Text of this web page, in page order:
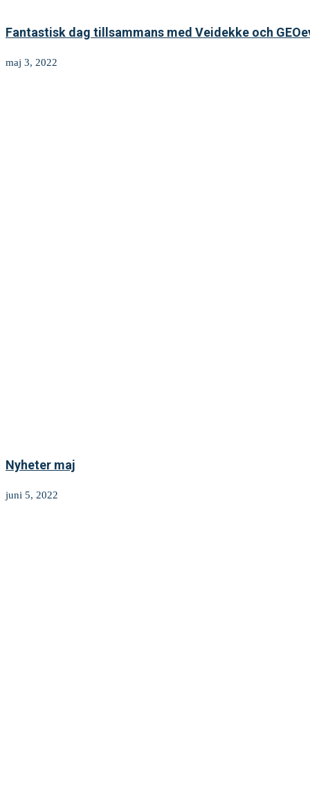
Fantastisk dag tillsammans med Veidekke och
maj 3, 2022
Nyheter maj
juni 5, 2022